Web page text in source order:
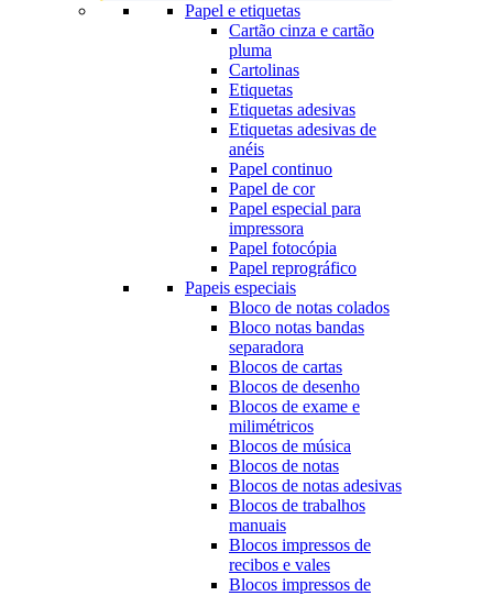
Papel e etiquetas
Cartão cinza e cartão
pluma
Cartolinas
Etiquetas
Etiquetas adesivas
Etiquetas adesivas de
anéis
Papel continuo
Papel de cor
Papel especial para
impressora
Papel fotocópia
Papel reprográfico
Papeis especiais
Bloco de notas colados
Bloco notas bandas
separadora
Blocos de cartas
Blocos de desenho
Blocos de exame e
milimétricos
Blocos de música
Blocos de notas
Blocos de notas adesivas
Blocos de trabalhos
manuais
Blocos impressos de
recibos e vales
Blocos impressos de